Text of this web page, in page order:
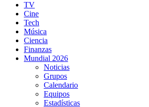
TV
Cine
Tech
Música
Ciencia
Finanzas
Mundial 2026
Noticias
Grupos
Calendario
Equipos
Estadísticas